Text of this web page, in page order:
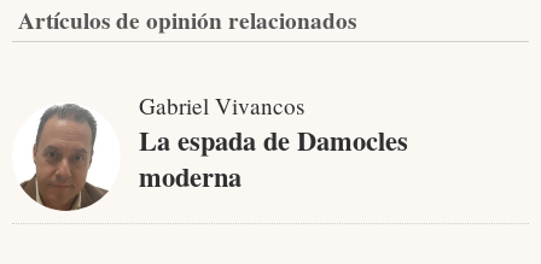
Artículos de opinión relacionados
Gabriel Vivancos
La espada de Damocles
moderna